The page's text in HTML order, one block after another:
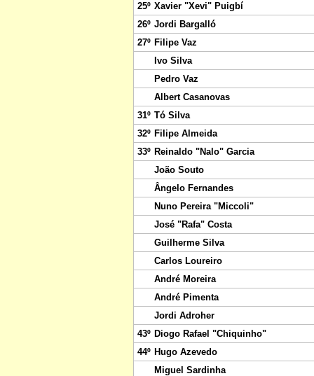
25º Xavier "Xevi" Puigbí
26º Jordi Bargalló
27º Filipe Vaz
Ivo Silva
Pedro Vaz
Albert Casanovas
31º Tó Silva
32º Filipe Almeida
33º Reinaldo "Nalo" Garcia
João Souto
Ângelo Fernandes
Nuno Pereira "Miccoli"
José "Rafa" Costa
Guilherme Silva
Carlos Loureiro
André Moreira
André Pimenta
Jordi Adroher
43º Diogo Rafael "Chiquinho"
44º Hugo Azevedo
Miguel Sardinha